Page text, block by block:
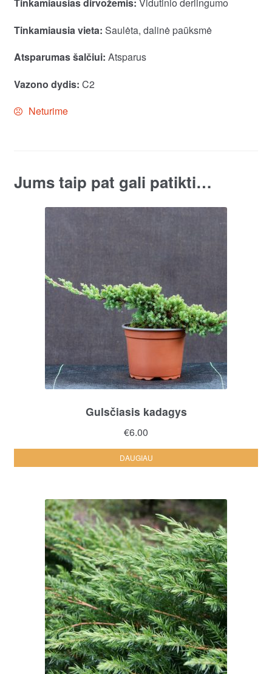
Tinkamiausias dirvožemis: Vidutinio derlingumo
Tinkamiausia vieta: Saulėta, dalinė paūksmė
Atsparumas šalčiui: Atsparus
Vazono dydis: C2
Neturime
Jums taip pat gali patikti…
Gulsčiasis kadagys
€6.00
DAUGIAU